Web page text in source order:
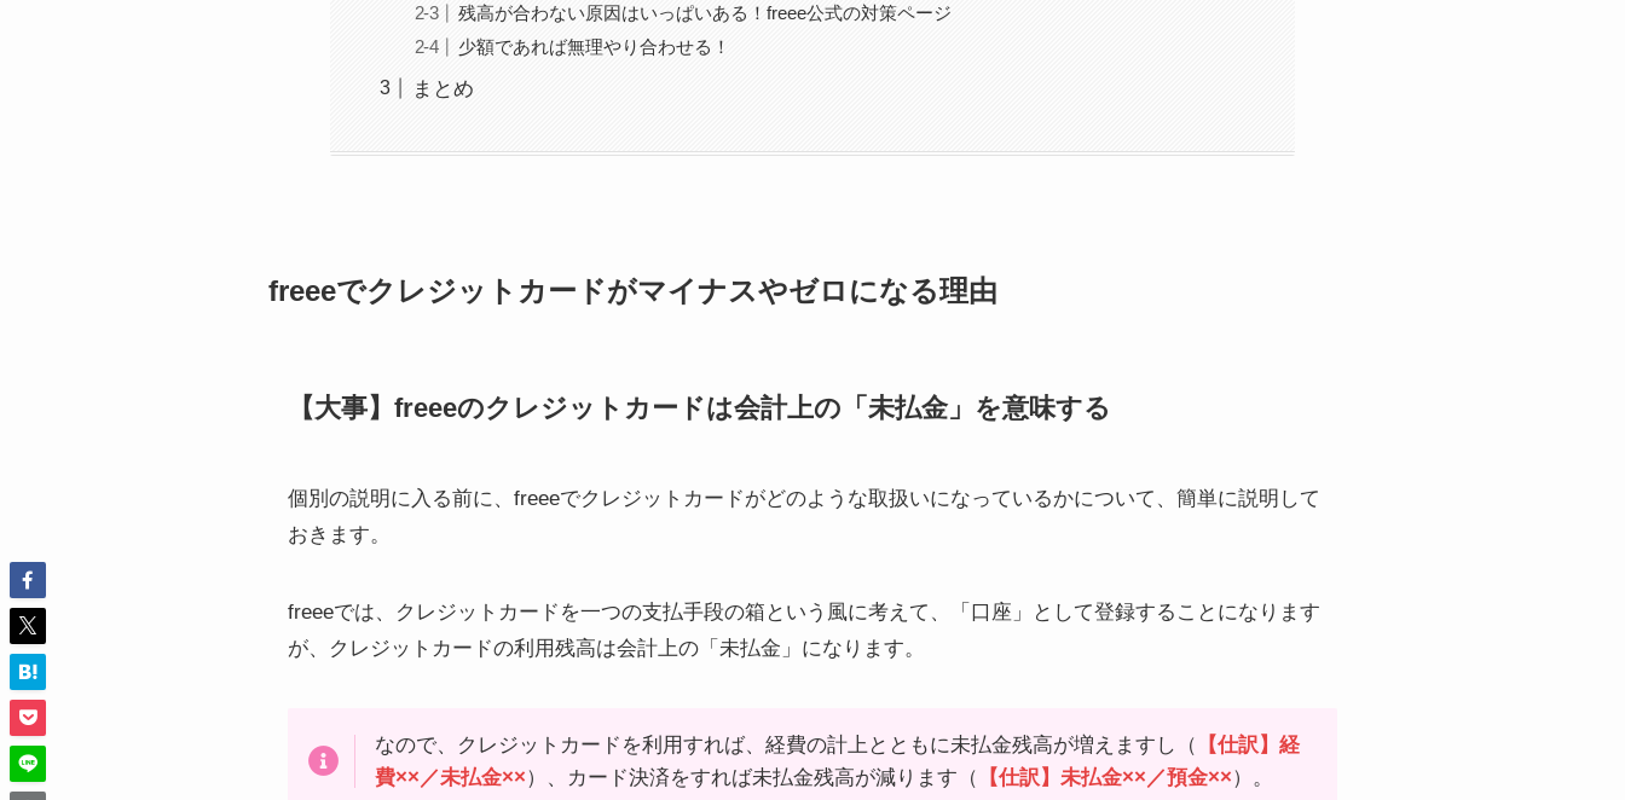
残高が合わない原因はいっぱいある！freee公式の対策ページ
少額であれば無理やり合わせる！
まとめ
freeeでクレジットカードがマイナスやゼロになる理由
【大事】freeeのクレジットカードは会計上の「未払金」を意味する
個別の説明に入る前に、freeeでクレジットカードがどのような取扱いになっているかについて、簡単に説明して
おきます。
freeeでは、クレジットカードを一つの支払手段の箱という風に考えて、「口座」として登録することになります
が、クレジットカードの利用残高は会計上の「未払金」になります。
なので、クレジットカードを利用すれば、経費の計上とともに未払金残高が増えますし（
【仕訳】経
費××／未払金××）、カード決済をすれば未払金残高が減ります（ 【仕訳】未払金××／預金××）。